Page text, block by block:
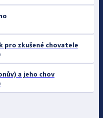
pro zkušené chovatele
a jeho chov